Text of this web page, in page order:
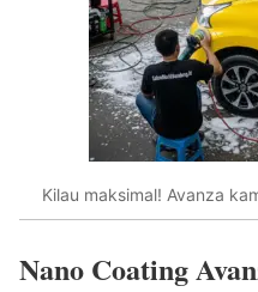
Kilau maksimal! Avanza
Nano Coating